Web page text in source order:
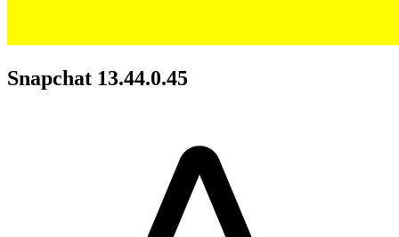
Snapchat 13.44.0.45